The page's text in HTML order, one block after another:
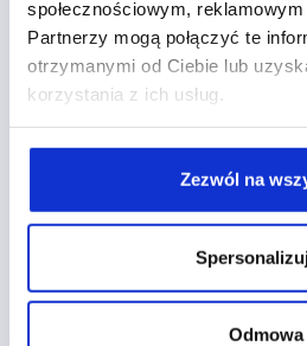
społecznościowym, reklamowym
Partnerzy mogą połączyć te
otrzymanymi od Ciebie lub
korzystania z ich usług.
Zezwól na
Odmowa
wartościowych klientów i
więcej.
Martyna Drażba pon. 17.09.2018